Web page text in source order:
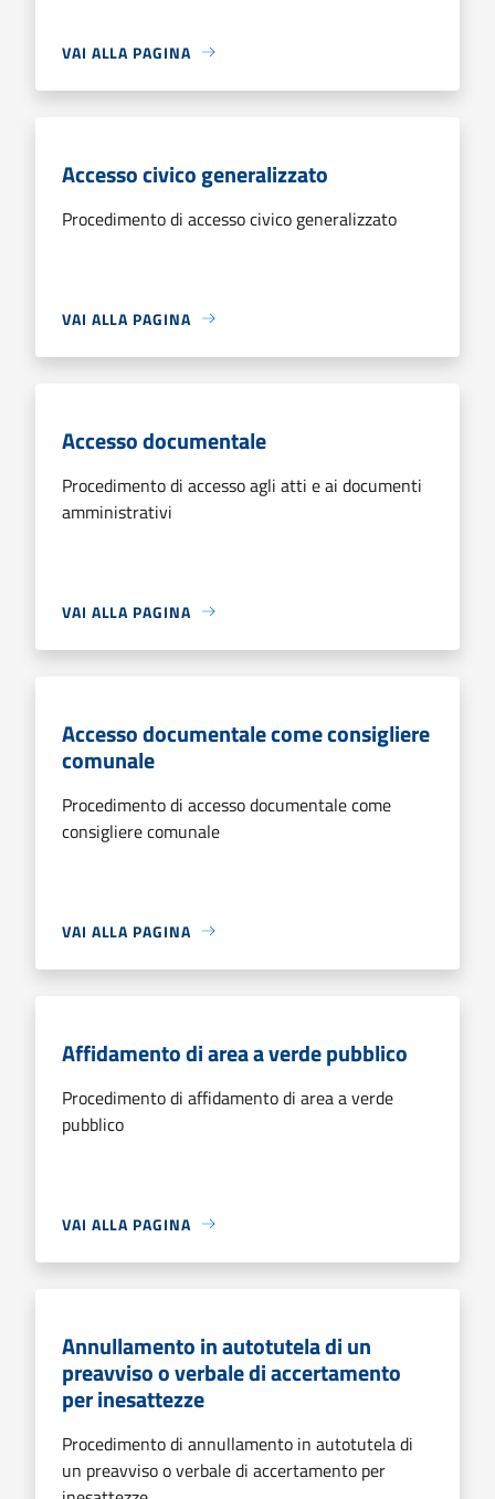
VAI ALLA PAGINA
Accesso civico generalizzato
Procedimento di accesso civico generalizzato
VAI ALLA PAGINA
Accesso documentale
Procedimento di accesso agli atti e ai documenti
amministrativi
VAI ALLA PAGINA
Accesso documentale come consigliere
comunale
Procedimento di accesso documentale come
consigliere comunale
VAI ALLA PAGINA
Affidamento di area a verde pubblico
Procedimento di affidamento di area a verde
pubblico
VAI ALLA PAGINA
Annullamento in autotutela di un
preavviso o verbale di accertamento
per inesattezze
Procedimento di annullamento in autotutela di
un preavviso o verbale di accertamento per